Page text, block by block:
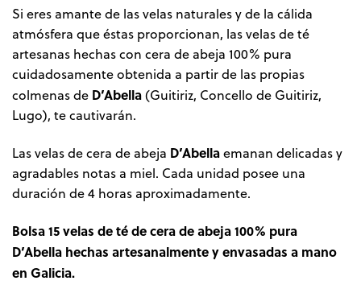
Si eres amante de las velas naturales y de la cálida
atmósfera que éstas proporcionan, las velas de té
artesanas hechas con cera de abeja 100% pura
cuidadosamente obtenida a partir de las propias
colmenas de D’Abella(Guitiriz, Concello de Guitiriz,
Lugo), te cautivarán.
Las velas de cera de abeja D’Abellaemanan delicadas y
agradables notas a miel. Cada unidad posee una
duración de 4 horas aproximadamente.
Bolsa 15 velas de té de cera de abeja 100% pura
D’Abella hechas artesanalmente y envasadas a mano
en Galicia.